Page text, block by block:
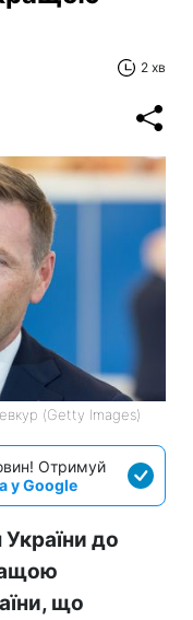
2 хв
(Getty Images)
Отримуй
у Google
України до
що